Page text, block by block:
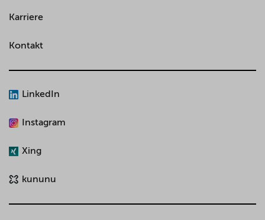
Karriere
Kontakt
LinkedIn
Instagram
Xing
kununu